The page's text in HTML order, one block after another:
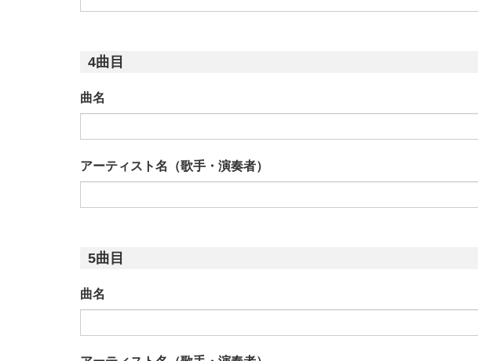
4曲目
曲名
アーティスト名（歌手・演奏者）
5曲目
曲名